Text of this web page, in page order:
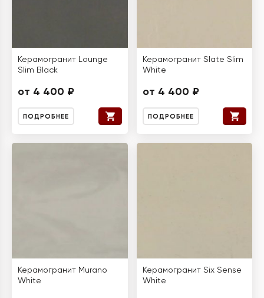
Керамогранит Lounge
Slim Black
от 4 400 ₽
ПОДРОБНЕЕ
Керамогранит Slate Slim
White
от 4 400 ₽
ПОДРОБНЕЕ
Керамогранит Murano
White
Керамогранит Six Sense
White